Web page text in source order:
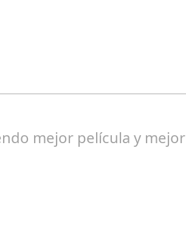
mejor película y mejor